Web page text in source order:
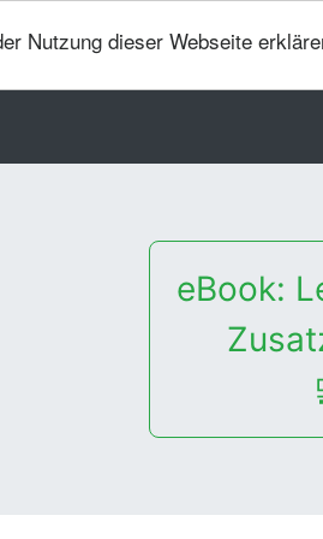
Nutzung dieser Webseite
eBook: